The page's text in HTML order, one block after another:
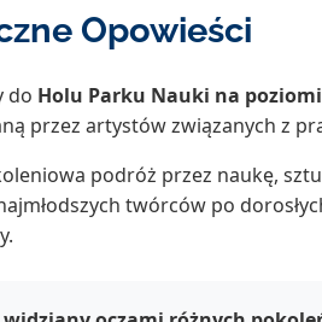
Opowieści
do Holu Parku Nauki na
przez artystów związanych z
podróż przez naukę,
twórców po